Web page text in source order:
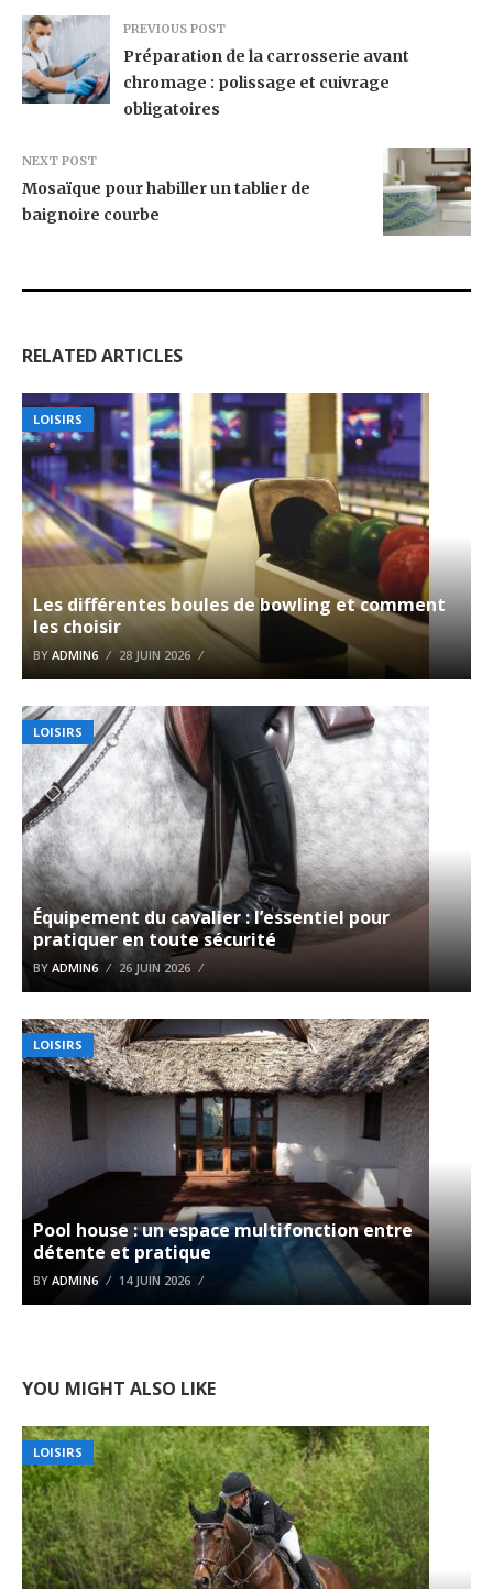
PREVIOUS POST
Préparation de la carrosserie avant
chromage : polissage et cuivrage
obligatoires
NEXT POST
Mosaïque pour habiller un tablier de
baignoire courbe
RELATED ARTICLES
LOISIRS
Les différentes boules de bowling et comment
les choisir
BY ADMIN6 28 JUIN 2026
LOISIRS
Équipement du cavalier : l’essentiel pour
pratiquer en toute sécurité
BY ADMIN6 26 JUIN 2026
LOISIRS
Pool house : un espace multifonction entre
détente et pratique
BY ADMIN6 14 JUIN 2026
YOU MIGHT ALSO LIKE
LOISIRS